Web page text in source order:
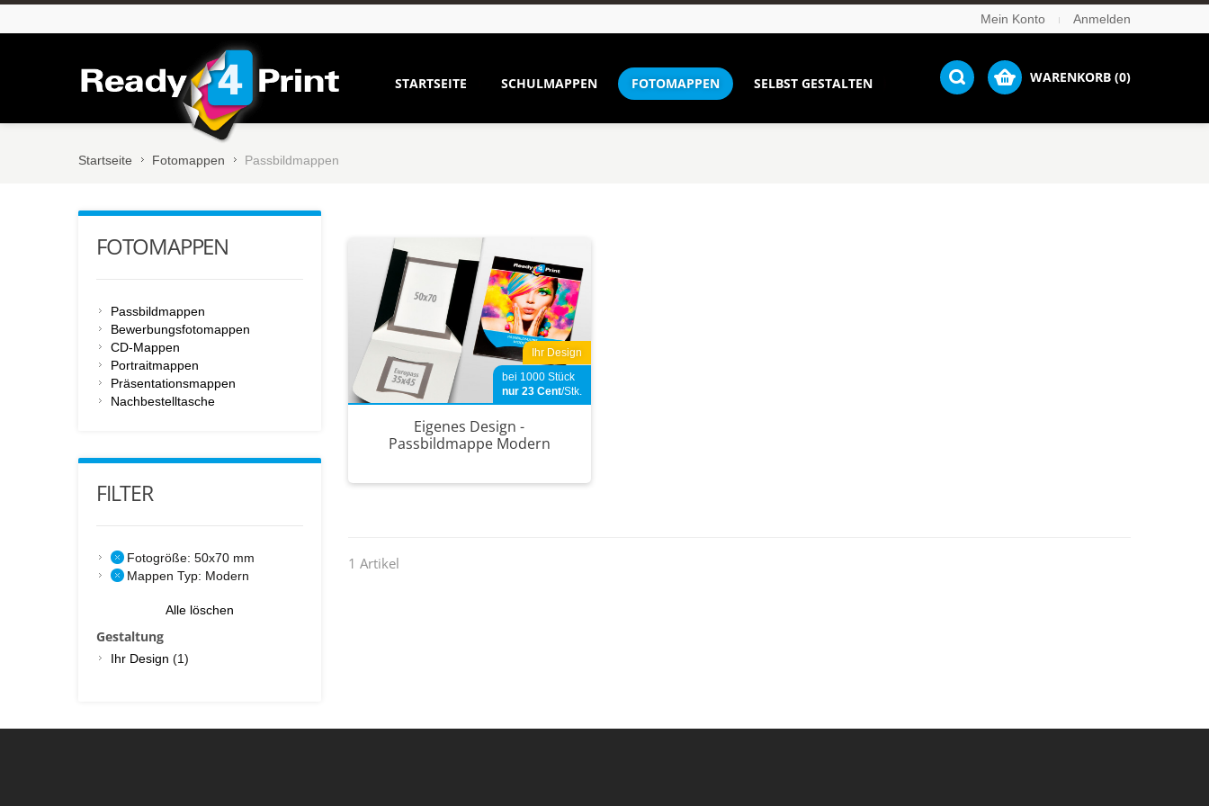
Mein Konto Anmelden
STARTSEITE SCHULMAPPEN FOTOMAPPEN SELBST GESTALTEN WARENKORB (0)
Startseite Fotomappen Passbildmappen
Ihr Design
bei 1000 Stück
nur 23 Cent/Stk.
Eigenes Design -
Passbildmappe Modern
1 Artikel
FOTOMAPPEN
Passbildmappen
Bewerbungsfotomappen
CD-Mappen
Portraitmappen
Präsentationsmappen
Nachbestelltasche
FILTER
Fotogröße: 50x70 mm
Mappen Typ: Modern
Alle löschen
Gestaltung
Ihr Design (1)